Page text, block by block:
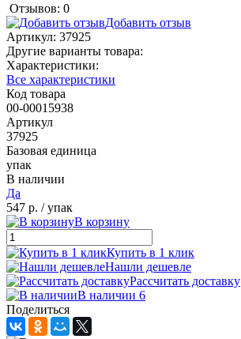
Отзывов: 0
Добавить отзыв
Артикул: 37925
Другие варианты товара:
Характеристики:
Все характеристики
Код товара
00-00015938
Артикул
37925
Базовая единица
упак
В наличии
Да
547 р. / упак
В корзину
Купить в 1 клик
Нашли дешевле
Рассчитать доставку
В наличии 6
Поделиться